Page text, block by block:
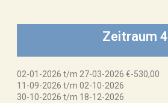
Zeitraum 4
02-01-2026 t/m 27-03-2026 €-530,00
11-09-2026 t/m 02-10-2026
30-10-2026 t/m 18-12-2026